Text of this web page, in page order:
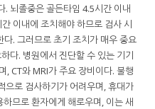
. 뇌졸중은 골든타임 4.5시간 이내
이내에 조치해야 하므로 검사 시
. 그러므로 초기 조치가 매우 중요
다. 병원에서 진단할 수 있는 기기
, CT와 MRI가 주요 장비이다. 불행
으로 검사하기가 어려우며, 휴대가
므로 환자에게 해로우며, 이는 새